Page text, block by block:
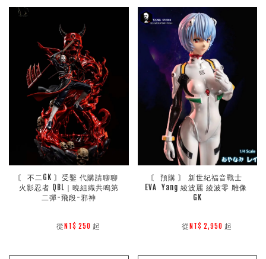
〘 不二GK 〙受鑿 代購請聊聊
火影忍者 QBL｜曉組織共鳴第
二彈-飛段-邪神
        從
NT$ 250 起
〘 預購 〙 新世紀福音戰士
EVA  Yang 綾波麗 綾波零 雕像
GK
        從
NT$ 2,950 起